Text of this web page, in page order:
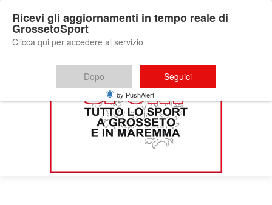
Ricevi gli aggiornamenti in tempo reale di
GrossetoSport
Clicca qui per accedere al servizio
Dopo Seguici
by PushAlert